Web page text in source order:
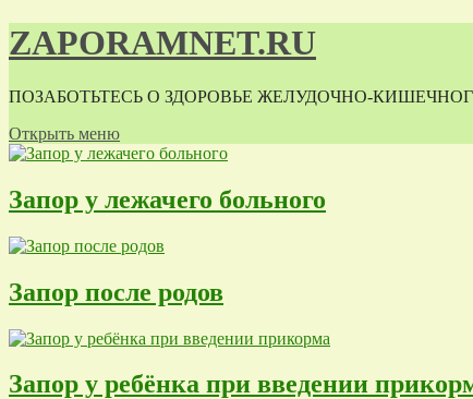
ZAPORAMNET.RU
ПОЗАБОТЬТЕСЬ О ЗДОРОВЬЕ ЖЕЛУДОЧНО-
Открыть меню
Запор у лежачего больного
Запор после родов
Запор у ребёнка при введении